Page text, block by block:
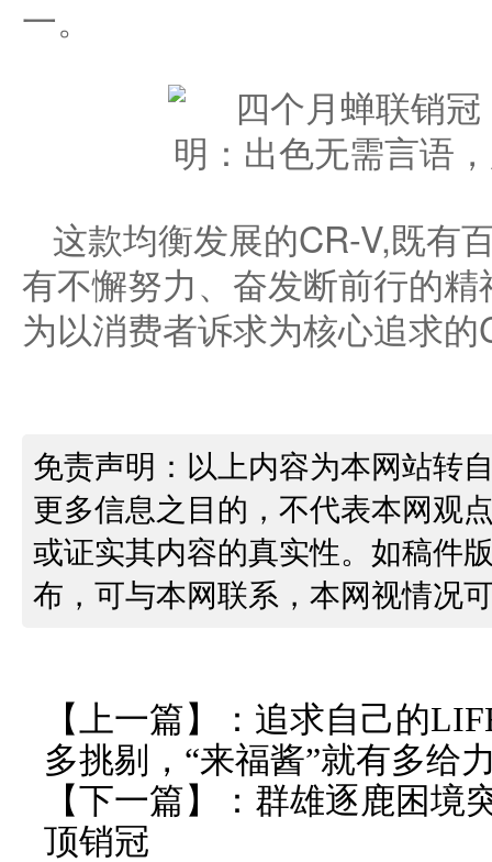
一。
这款均衡发展的CR-V,既有
有不懈努力、奋发断前行的
为以消费者诉求为核心追求
免责声明：以上内容为本网站转
更多信息之目的，不代表本网观
或证实其内容的真实性。如稿件
布，可与本网联系，本网视情况
【上一篇】： 追求自己的
多挑剔，“来福酱”就有多给
【下一篇】： 群雄逐鹿困境
顶销冠